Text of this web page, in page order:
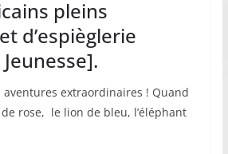
pleins
d’espièglerie
aventures extraordinaires ! Quand
rose, le lion de bleu, l’éléphant